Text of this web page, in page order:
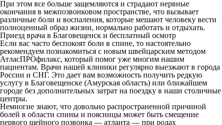
При этом все больше защемляются и страдают нервные
окончания в межпозвонковом пространстве, что вызывает
различные боли и воспаления, которые мешают человеку вести
полноценный образ жизни, нормально работать и отдыхать.
Приезд врача в Благовещенск и бесплатный осмотр
Если вас часто беспокоят боли в спине, то настоятельно
рекомендуем познакомиться с новым швейцарским методом
АтласПРОфилакс, который помог уже многим нашим
пациентам. Врачи нашей клиники регулярно выезжают в города
России и СНГ. Это дает вам возможность получить редкую
услугу в Благовещенске (Амурская область) или ближайшем
городе без дополнительных затрат на поездку в наши столичные
центры.
Немногие знают, что довольно распространенной причиной
болей в области спины и поясницы может быть смещение
первого шейного позвонка — атланта — при родах